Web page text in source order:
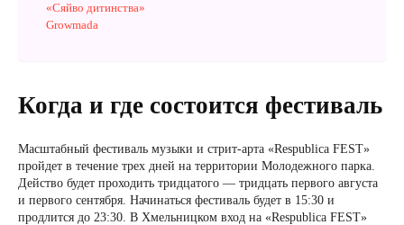
«Сяйво дитинства»
Growmada
Когда и где состоится фестиваль
Масштабный фестиваль музыки и стрит-арта «Respublica FEST»
пройдет в течение трех дней на территории Молодежного парка.
Действо будет проходить тридцатого — тридцать первого августа
и первого сентября. Начинаться фестиваль будет в 15:30 и
продлится до 23:30. В Хмельницком вход на «Respublica FEST»